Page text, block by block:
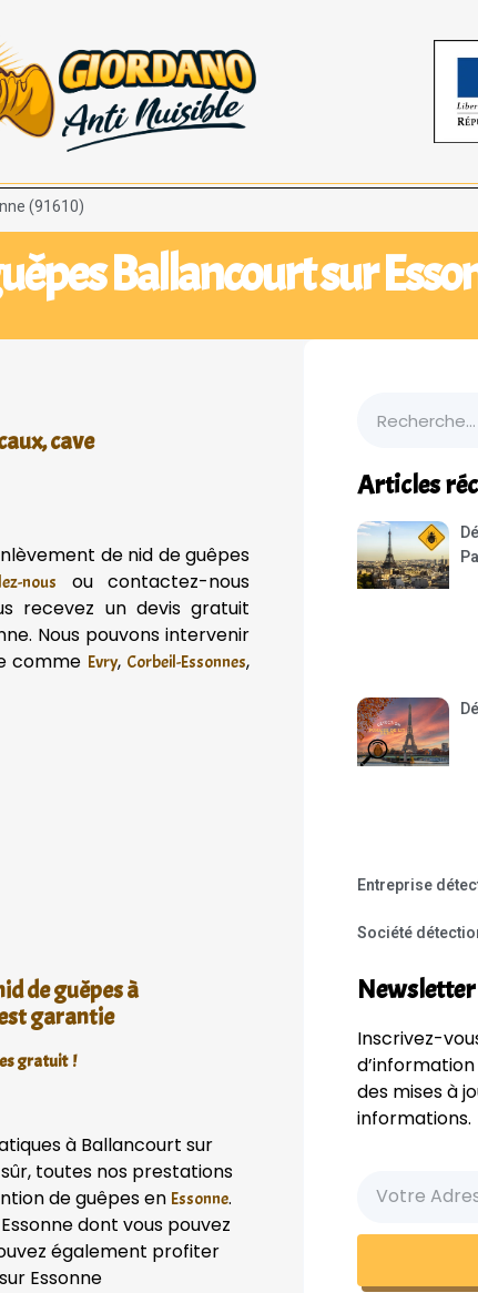
(91610)
Ballancourt sur
cave
de nid de guêpes
nous
ou contactez-nous
recevez un devis gratuit
Nous pouvons intervenir
comme Evry, Corbeil-Essonnes,
de guêpes à
garantie
gratuit !
à Ballancourt sur
toutes nos prestations
de guêpes en Essonne.
dont vous pouvez
également profiter
Essonne
Articles
Entreprise
Société
Newsletter
Inscrivez-
des mises à
informations.